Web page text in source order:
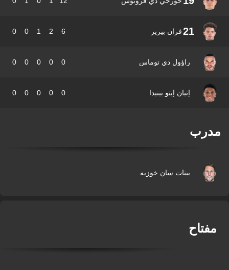
21 فران بيريز 0
راؤول دي توماس 0
0
0
0
إتيان إيتو بينيدا 0
0
0
0
بينات سان خوزيه